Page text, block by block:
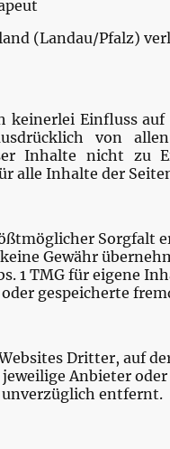
(Landau/Pfalz)
keinerlei Einfluss
von
Inhalte nicht zu
alle Inhalte der
Sorgfalt
Gewähr
1 TMG für eigene
gespeicherte
Dritter, auf
Anbieter
entfernt.